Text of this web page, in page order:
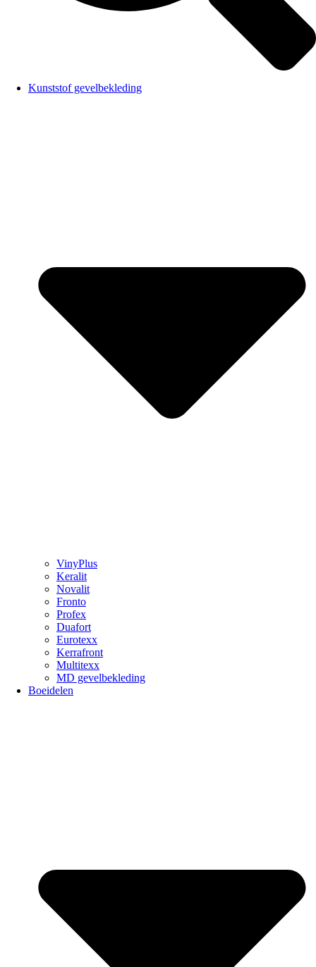
Kunststof gevelbekleding
VinyPlus
Keralit
Novalit
Fronto
Profex
Duafort
Eurotexx
Kerrafront
Multitexx
MD gevelbekleding
Boeidelen